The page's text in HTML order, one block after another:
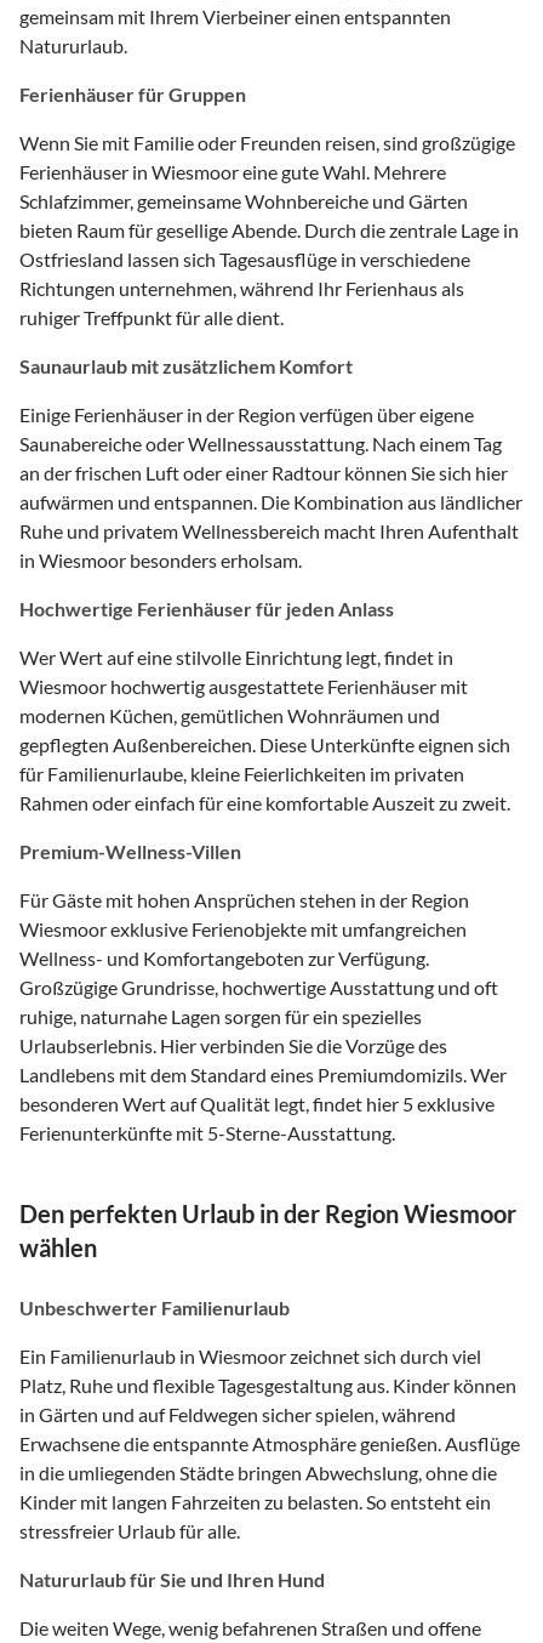
gemeinsam mit Ihrem Vierbeiner einen entspannten
Natururlaub.
Ferienhäuser für Gruppen
Wenn Sie mit Familie oder Freunden reisen, sind großzügige
Ferienhäuser in Wiesmoor eine gute Wahl. Mehrere
Schlafzimmer, gemeinsame Wohnbereiche und Gärten
bieten Raum für gesellige Abende. Durch die zentrale Lage in
Ostfriesland lassen sich Tagesausflüge in verschiedene
Richtungen unternehmen, während Ihr Ferienhaus als
ruhiger Treffpunkt für alle dient.
Saunaurlaub mit zusätzlichem Komfort
Einige Ferienhäuser in der Region verfügen über eigene
Saunabereiche oder Wellnessausstattung. Nach einem Tag
an der frischen Luft oder einer Radtour können Sie sich hier
aufwärmen und entspannen. Die Kombination aus ländlicher
Ruhe und privatem Wellnessbereich macht Ihren Aufenthalt
in Wiesmoor besonders erholsam.
Hochwertige Ferienhäuser für jeden Anlass
Wer Wert auf eine stilvolle Einrichtung legt, findet in
Wiesmoor hochwertig ausgestattete Ferienhäuser mit
modernen Küchen, gemütlichen Wohnräumen und
gepflegten Außenbereichen. Diese Unterkünfte eignen sich
für Familienurlaube, kleine Feierlichkeiten im privaten
Rahmen oder einfach für eine komfortable Auszeit zu zweit.
Premium-Wellness-Villen
Für Gäste mit hohen Ansprüchen stehen in der Region
Wiesmoor exklusive Ferienobjekte mit umfangreichen
Wellness- und Komfortangeboten zur Verfügung.
Großzügige Grundrisse, hochwertige Ausstattung und oft
ruhige, naturnahe Lagen sorgen für ein spezielles
Urlaubserlebnis. Hier verbinden Sie die Vorzüge des
Landlebens mit dem Standard eines Premiumdomizils. Wer
besonderen Wert auf Qualität legt, findet hier 5 exklusive
Ferienunterkünfte mit 5-Sterne-Ausstattung.
Den perfekten Urlaub in der Region Wiesmoor
wählen
Unbeschwerter Familienurlaub
Ein Familienurlaub in Wiesmoor zeichnet sich durch viel
Platz, Ruhe und flexible Tagesgestaltung aus. Kinder können
in Gärten und auf Feldwegen sicher spielen, während
Erwachsene die entspannte Atmosphäre genießen. Ausflüge
in die umliegenden Städte bringen Abwechslung, ohne die
Kinder mit langen Fahrzeiten zu belasten. So entsteht ein
stressfreier Urlaub für alle.
Natururlaub für Sie und Ihren Hund
Die weiten Wege, wenig befahrenen Straßen und offene